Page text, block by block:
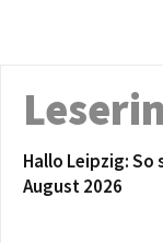
Hallo Leipzig:
August 2026